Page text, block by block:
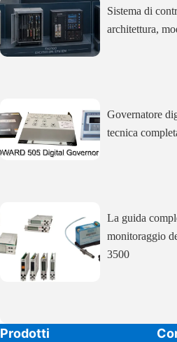
Sistema di
architettura,
Governatore
tecnica
La guida
monitoraggio
3500
Prodotti